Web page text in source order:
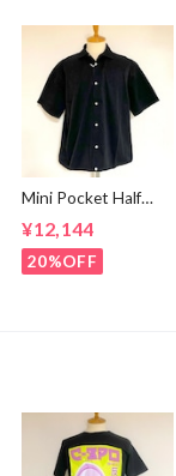
Mini Pocket Half
¥12,144
20%OFF